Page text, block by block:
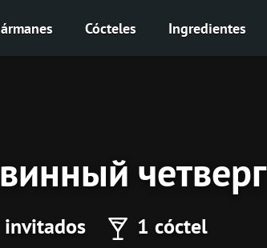
Cócteles Ingredientes
четверг
invitados
1 cóctel